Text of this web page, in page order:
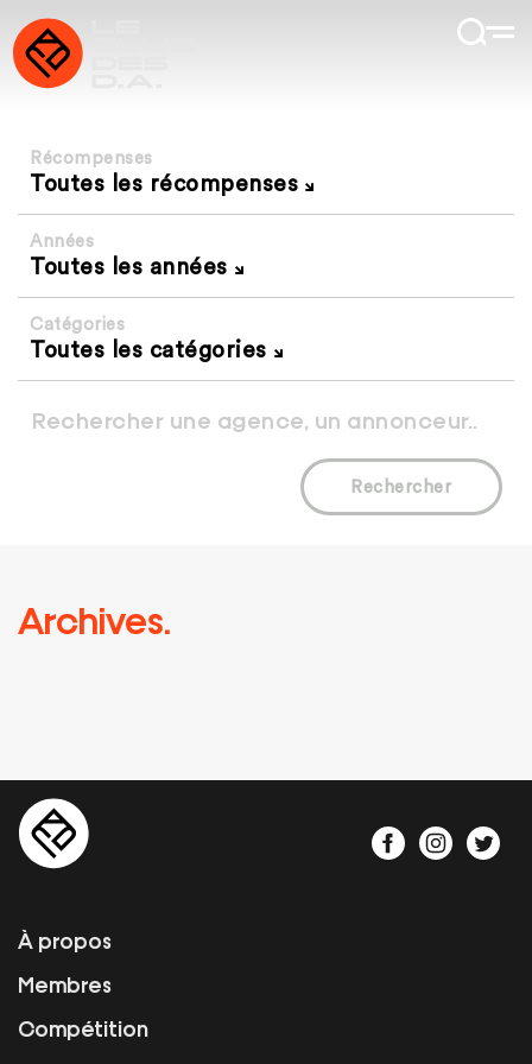
Récompenses
Toutes les récompenses
Années
Toutes les années
Catégories
Toutes les catégories
Rechercher
Archives.
À propos
Membres
Compétition